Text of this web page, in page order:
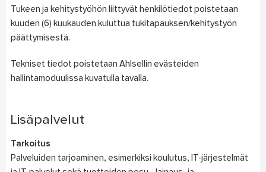
Tukeen ja kehitystyöhön liittyvät henkilötiedot poistetaan
kuuden (6) kuukauden kuluttua tukitapauksen/kehitystyön
päättymisestä.
Tekniset tiedot poistetaan Ahlsellin evästeiden
hallintamoduulissa kuvatulla tavalla.
Lisäpalvelut
Tarkoitus
Palveluiden tarjoaminen, esimerkiksi koulutus, IT-järjestelmät